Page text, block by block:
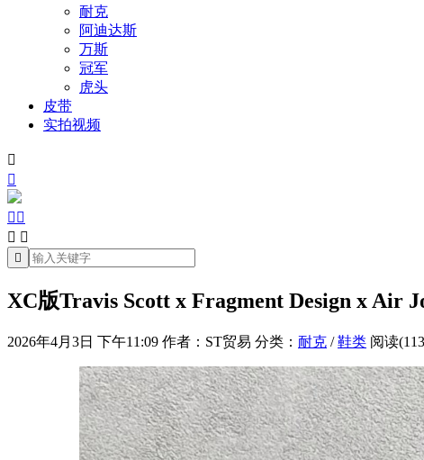
耐克
阿迪达斯
万斯
冠军
虎头
皮带
实拍视频


 
 

XC版Travis Scott x Fragment Design x Air
2026年4月3日 下午11:09 作者：ST贸易 分类： 耐克 /鞋类 阅读